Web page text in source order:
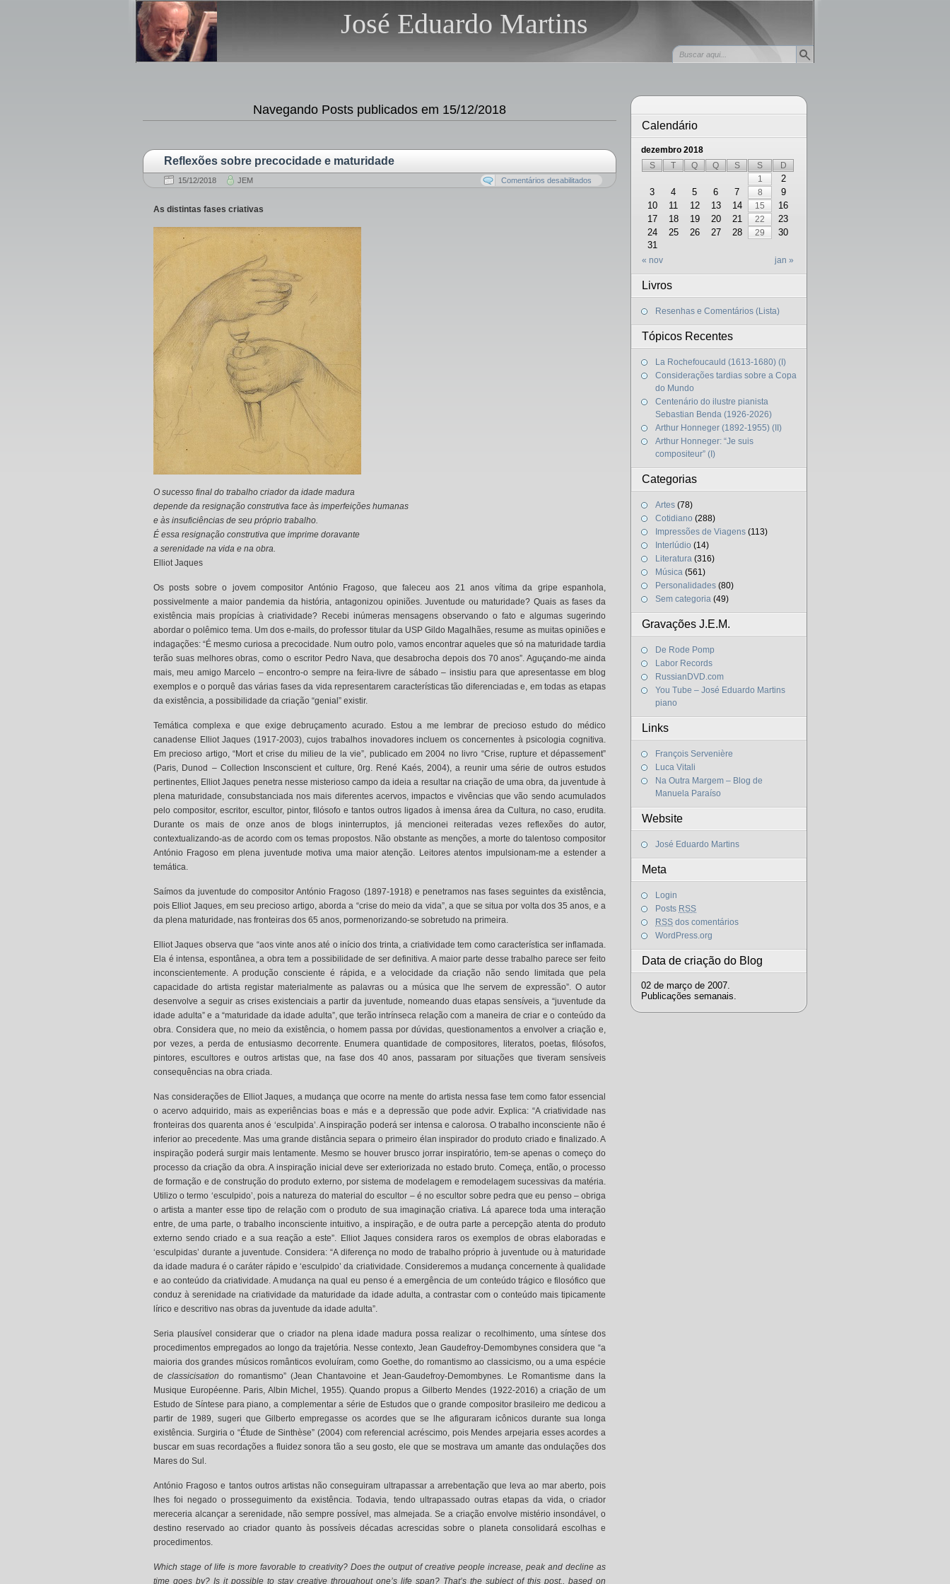
José Eduardo Martins
Navegando Posts publicados em 15/12/2018
Reflexões sobre precocidade e maturidade
15/12/2018 JEM Comentários desabilitados
As distintas fases criativas
O sucesso final do trabalho criador da idade madura
depende da resignação construtiva face às imperfeições humanas
e às insuficiências de seu próprio trabalho.
É essa resignação construtiva que imprime doravante
a serenidade na vida e na obra.
Elliot Jaques
Os posts sobre o jovem compositor António Fragoso, que faleceu aos 21 anos vítima da gripe espanhola,
possivelmente a maior pandemia da história, antagonizou opiniões. Juventude ou maturidade? Quais as fases da
existência mais propícias à criatividade? Recebi inúmeras mensagens observando o fato e algumas sugerindo
abordar o polêmico tema. Um dos e-mails, do professor titular da USP Gildo Magalhães, resume as muitas opiniões e
indagações: “É mesmo curiosa a precocidade. Num outro polo, vamos encontrar aqueles que só na maturidade tardia
terão suas melhores obras, como o escritor Pedro Nava, que desabrocha depois dos 70 anos”. Aguçando-me ainda
mais, meu amigo Marcelo – encontro-o sempre na feira-livre de sábado – insistiu para que apresentasse em blog
exemplos e o porquê das várias fases da vida representarem características tão diferenciadas e, em todas as etapas
da existência, a possibilidade da criação “genial” existir.
Temática complexa e que exige debruçamento acurado. Estou a me lembrar de precioso estudo do médico
canadense Elliot Jaques (1917-2003), cujos trabalhos inovadores incluem os concernentes à psicologia cognitiva.
Em precioso artigo, “Mort et crise du milieu de la vie”, publicado em 2004 no livro “Crise, rupture et dépassement”
(Paris, Dunod – Collection Insconscient et culture, 0rg. René Kaés, 2004), a reunir uma série de outros estudos
pertinentes, Elliot Jaques penetra nesse misterioso campo da ideia a resultar na criação de uma obra, da juventude à
plena maturidade, consubstanciada nos mais diferentes acervos, impactos e vivências que vão sendo acumulados
pelo compositor, escritor, escultor, pintor, filósofo e tantos outros ligados à imensa área da Cultura, no caso, erudita.
Durante os mais de onze anos de blogs ininterruptos, já mencionei reiteradas vezes reflexões do autor,
contextualizando-as de acordo com os temas propostos. Não obstante as menções, a morte do talentoso compositor
António Fragoso em plena juventude motiva uma maior atenção. Leitores atentos impulsionam-me a estender a
temática.
Saímos da juventude do compositor António Fragoso (1897-1918) e penetramos nas fases seguintes da existência,
pois Elliot Jaques, em seu precioso artigo, aborda a “crise do meio da vida”, a que se situa por volta dos 35 anos, e a
da plena maturidade, nas fronteiras dos 65 anos, pormenorizando-se sobretudo na primeira.
Elliot Jaques observa que “aos vinte anos até o início dos trinta, a criatividade tem como característica ser inflamada.
Ela é intensa, espontânea, a obra tem a possibilidade de ser definitiva. A maior parte desse trabalho parece ser feito
inconscientemente. A produção consciente é rápida, e a velocidade da criação não sendo limitada que pela
capacidade do artista registar materialmente as palavras ou a música que lhe servem de expressão”. O autor
desenvolve a seguir as crises existenciais a partir da juventude, nomeando duas etapas sensíveis, a “juventude da
idade adulta” e a “maturidade da idade adulta”, que terão intrínseca relação com a maneira de criar e o conteúdo da
obra. Considera que, no meio da existência, o homem passa por dúvidas, questionamentos a envolver a criação e,
por vezes, a perda de entusiasmo decorrente. Enumera quantidade de compositores, literatos, poetas, filósofos,
pintores, escultores e outros artistas que, na fase dos 40 anos, passaram por situações que tiveram sensíveis
consequências na obra criada.
Nas considerações de Elliot Jaques, a mudança que ocorre na mente do artista nessa fase tem como fator essencial
o acervo adquirido, mais as experiências boas e más e a depressão que pode advir. Explica: “A criatividade nas
fronteiras dos quarenta anos é ‘esculpida’. A inspiração poderá ser intensa e calorosa. O trabalho inconsciente não é
inferior ao precedente. Mas uma grande distância separa o primeiro élan inspirador do produto criado e finalizado. A
inspiração poderá surgir mais lentamente. Mesmo se houver brusco jorrar inspiratório, tem-se apenas o começo do
processo da criação da obra. A inspiração inicial deve ser exteriorizada no estado bruto. Começa, então, o processo
de formação e de construção do produto externo, por sistema de modelagem e remodelagem sucessivas da matéria.
Utilizo o termo ‘esculpido’, pois a natureza do material do escultor – é no escultor sobre pedra que eu penso – obriga
o artista a manter esse tipo de relação com o produto de sua imaginação criativa. Lá aparece toda uma interação
entre, de uma parte, o trabalho inconsciente intuitivo, a inspiração, e de outra parte a percepção atenta do produto
externo sendo criado e a sua reação a este”. Elliot Jaques considera raros os exemplos de obras elaboradas e
‘esculpidas’ durante a juventude. Considera: “A diferença no modo de trabalho próprio à juventude ou à maturidade
da idade madura é o caráter rápido e ‘esculpido’ da criatividade. Consideremos a mudança concernente à qualidade
e ao conteúdo da criatividade. A mudança na qual eu penso é a emergência de um conteúdo trágico e filosófico que
conduz à serenidade na criatividade da maturidade da idade adulta, a contrastar com o conteúdo mais tipicamente
lírico e descritivo nas obras da juventude da idade adulta”.
Seria plausível considerar que o criador na plena idade madura possa realizar o recolhimento, uma síntese dos
procedimentos empregados ao longo da trajetória. Nesse contexto, Jean Gaudefroy-Demombynes considera que “a
maioria dos grandes músicos românticos evoluíram, como Goethe, do romantismo ao classicismo, ou a uma espécie
declassicisation do romantismo” (Jean Chantavoine et Jean-Gaudefroy-Demombynes. Le Romantisme dans la
Musique Européenne. Paris, Albin Michel, 1955). Quando propus a Gilberto Mendes (1922-2016) a criação de um
Estudo de Síntese para piano, a complementar a série de Estudos que o grande compositor brasileiro me dedicou a
partir de 1989, sugeri que Gilberto empregasse os acordes que se lhe afiguraram icônicos durante sua longa
existência. Surgiria o “Étude de Sinthèse” (2004) com referencial acréscimo, pois Mendes arpejaria esses acordes a
buscar em suas recordações a fluidez sonora tão a seu gosto, ele que se mostrava um amante das ondulações dos
Mares do Sul.
António Fragoso e tantos outros artistas não conseguiram ultrapassar a arrebentação que leva ao mar aberto, pois
lhes foi negado o prosseguimento da existência. Todavia, tendo ultrapassado outras etapas da vida, o criador
mereceria alcançar a serenidade, não sempre possível, mas almejada. Se a criação envolve mistério insondável, o
destino reservado ao criador quanto às possíveis décadas acrescidas sobre o planeta consolidará escolhas e
procedimentos.
Which stage of life is more favorable to creativity? Does the output of creative people increase, peak and decline as
time goes by? Is it possible to stay creative throughout one’s life span? That’s the subject of this post., based on
Calendário
dezembro 2018
S
T Q Q S S D
« nov jan »
1
2
3
4 5 6 7 8
9
10
11 12 13 14 15
16
17
18 19 20 21 22
23
24
25 26 27 28 29
30
31
Livros
Resenhas e Comentários (Lista)
Tópicos Recentes
La Rochefoucauld (1613-1680) (I)
Considerações tardias sobre a Copa
do Mundo
Centenário do ilustre pianista
Sebastian Benda (1926-2026)
Arthur Honneger (1892-1955) (II)
Arthur Honneger: “Je suis
compositeur” (I)
Categorias
Artes (78)
Cotidiano (288)
Impressões de Viagens (113)
Interlúdio (14)
Literatura (316)
Música (561)
Personalidades (80)
Sem categoria (49)
Gravações J.E.M.
De Rode Pomp
Labor Records
RussianDVD.com
You Tube – José Eduardo Martins
piano
Links
François Servenière
Luca Vitali
Na Outra Margem – Blog de
Manuela Paraíso
Website
José Eduardo Martins
Meta
Login
Posts RSS
RSS dos comentários
WordPress.org
Data de criação do Blog
02 de março de 2007.
Publicações semanais.